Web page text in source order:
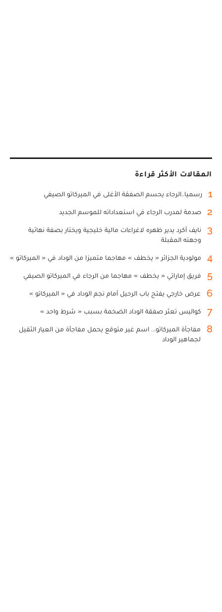
المقالات الأكثر قراءة
1 رسميا..الرجاء يحسم الصفقة الأغلى في الميركاتو الصيفي
2 صدمة لمدرب الرجاء في استعداداته للموسم الجديد
3
نايف أكرد يدير ظهره لاغراءات مالية خليجية ويختار بصفة نهائية
وجهته المقبلة
4 مولودية الجزائر « يخطف » مهاجما متميزا من الوداد في « الميركاتو »
5 فريق إماراتي « يخطف » مهاجما من الرجاء في الميركاتو الصيفي
6 عرض خارجي يفتح باب الرحيل أمام نجم الوداد في « الميركاتو »
7 كواليس تعثر صفقة الوداد الضخمة بسبب « شرط واحد »
8
مفاجأة الميركاتو... اسم غير متوقع يحمل مفاجأة من العيار الثقيل
لجماهير الوداد